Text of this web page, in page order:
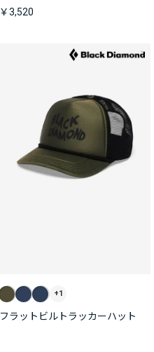
￥3,520
+1
フラットビルトラッカーハット